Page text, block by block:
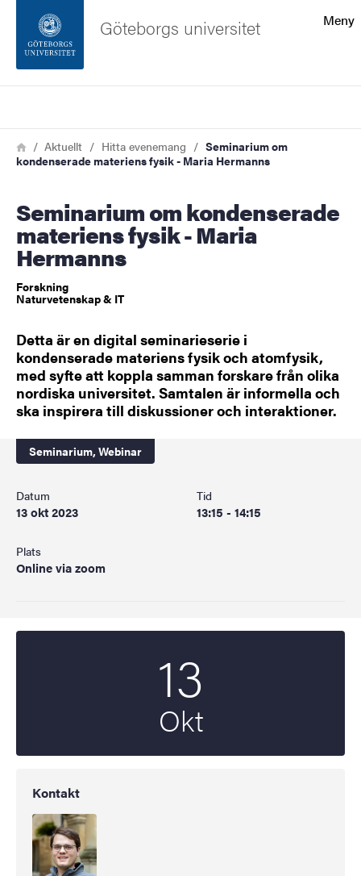
Sidfoten
Om webbplatsen
Meny
Göteborgs universitet
Länkstig
HemAktuellt Hitta evenemang
Seminarium om
kondenserade materiens fysik - Maria Hermanns
Seminarium om kondenserade
materiens fysik - Maria
Hermanns
Forskning
Naturvetenskap & IT
Detta är en digital seminarieserie i
kondenserade materiens fysik och atomfysik,
med syfte att koppla samman forskare från olika
nordiska universitet. Samtalen är informella och
ska inspirera till diskussioner och interaktioner.
Seminarium, Webinar
Datum
13 okt 2023
Tid
13:15 - 14:15
Plats
Online via zoom
13
Okt
Kontakt